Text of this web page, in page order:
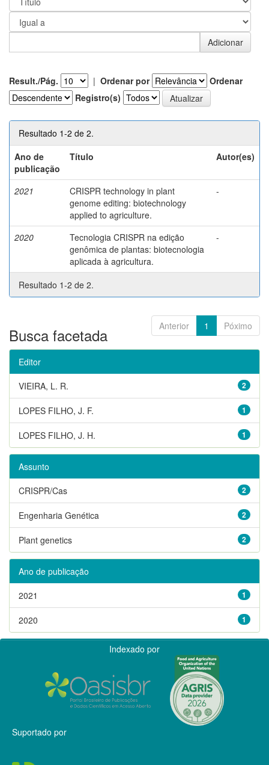
Result./Pág. | Ordenar por
Ordenar
Registro(s)
Resultado 1-2 de 2.
Ano de
publicação
Título Autor(es)
2021
CRISPR technology in plant
genome editing: biotechnology
applied to agriculture.
-
2020
Tecnologia CRISPR na edição
genômica de plantas: biotecnologia
aplicada à agricultura.
-
Resultado 1-2 de 2.
Anterior 1 Póximo
Busca facetada
Editor
2
VIEIRA, L. R.
1
LOPES FILHO, J. F.
1
LOPES FILHO, J. H.
Assunto
2
CRISPR/Cas
2
Engenharia Genética
2
Plant genetics
Ano de publicação
1
2021
1
2020
Indexado por
Suportado por